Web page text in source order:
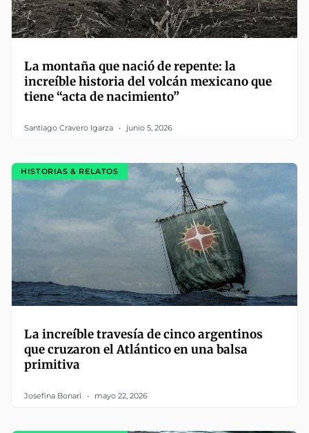
La montaña que nació de repente: la
increíble historia del volcán mexicano que
tiene “acta de nacimiento”
Santiago Cravero Igarza junio 5, 2026
HISTORIAS & RELATOS
La increíble travesía de cinco argentinos
que cruzaron el Atlántico en una balsa
primitiva
Josefina Bonari mayo 22, 2026